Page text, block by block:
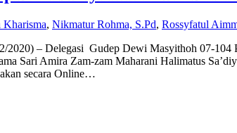
Kharisma, Nikmatur Rohma, S.Pd, Rossyfatul
2020) – Delegasi Gudep Dewi Masyithoh 07-
Sari Amira Zam-zam Maharani Halimatus
secara Online…